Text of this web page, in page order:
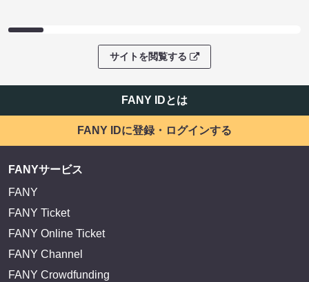
サイトを閲覧する
FANY IDとは
FANY IDに登録・ログインする
FANYサービス
FANY
FANY Ticket
FANY Online Ticket
FANY Channel
FANY Crowdfunding